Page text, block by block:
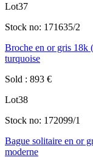
Lot37
Stock no: 171635/2
Broche en or gris 18k
turquoise
Sold : 893 €
Lot38
Stock no: 172099/1
Bague solitaire en or
moderne